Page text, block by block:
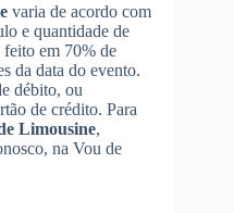
varia de acordo com
e quantidade de
feito em 70% de
da data do evento.
débito, ou
de crédito. Para
Limousine,
na Vou de